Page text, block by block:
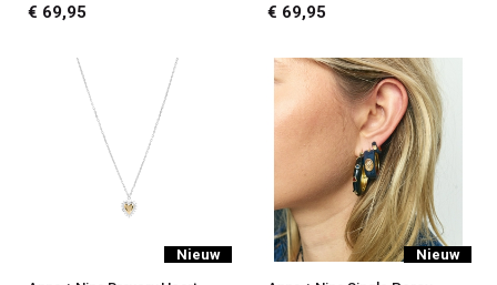
€ 69,95 € 69,95
Nieuw
Nieuw